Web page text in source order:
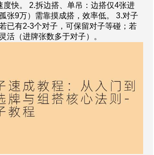
度快。 2.拆边搭、单吊：边搭仅4张进
张9万）需靠摸成搭，效率低。 3.对子
已有2-3个对子，可保留对子等碰；若
活（进牌张数多于对子）。